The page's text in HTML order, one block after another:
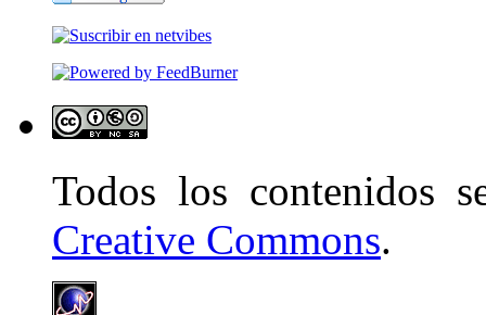
Todos los contenidos
Creative Commons.